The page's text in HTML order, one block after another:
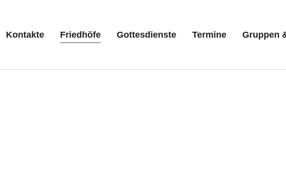
Kontakte Friedhöfe Gottesdienste Termine Gruppen